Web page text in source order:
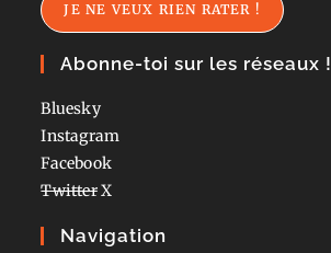
JE NE VEUX RIEN RATER !
Abonne-toi sur les réseaux !
Bluesky
Instagram
Facebook
TwitterX
Navigation